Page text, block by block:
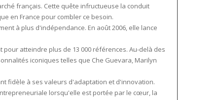
français. Cette quête infructueuse la conduit
en France pour combler ce besoin.
à plus d'indépendance. En août 2006, elle lance
atteindre plus de 13 000 références. Au-delà des
iconiques telles que Che Guevara, Marilyn
fidèle à ses valeurs d'adaptation et d'innovation.
lorsqu'elle est portée par le cœur, la